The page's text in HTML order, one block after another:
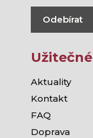
Odebírat
Aktuality
Kontakt
FAQ
Doprava